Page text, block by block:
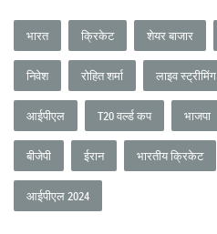
भारत क्रिकेट शेयर बाजार
निवेश रोहित शर्मा लाइव स्ट्रीमिंग
आईपीएल T20 वर्ल्ड कप भाजपा
बीजेपी ईरान भारतीय क्रिकेट
आईपीएल 2024